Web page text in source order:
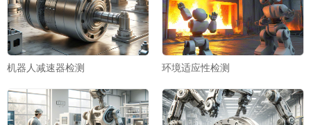
机器人减速器检测 环境适应性检测